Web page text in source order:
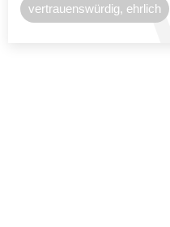
vertrauenswürdig, ehrlich